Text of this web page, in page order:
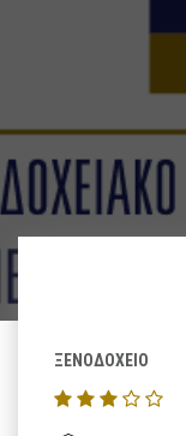
ΞΕΝΟΔΟΧΕΙΟ